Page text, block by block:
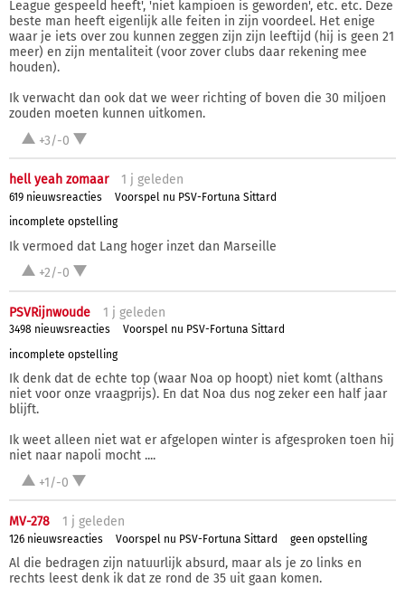
League gespeeld heeft', 'niet kampioen is geworden', etc. etc. Deze
beste man heeft eigenlijk alle feiten in zijn voordeel. Het enige
waar je iets over zou kunnen zeggen zijn zijn leeftijd (hij is geen 21
meer) en zijn mentaliteit (voor zover clubs daar rekening mee
houden).
Ik verwacht dan ook dat we weer richting of boven die 30 miljoen
zouden moeten kunnen uitkomen.
+3/-0
hell yeah zomaar 1 j geleden
619 nieuwsreacties
Voorspel nu PSV-Fortuna Sittard
incomplete opstelling
Ik vermoed dat Lang hoger inzet dan Marseille
+2/-0
PSVRijnwoude 1 j geleden
3498 nieuwsreacties
Voorspel nu PSV-Fortuna Sittard
incomplete opstelling
Ik denk dat de echte top (waar Noa op hoopt) niet komt (althans
niet voor onze vraagprijs). En dat Noa dus nog zeker een half jaar
blijft.
Ik weet alleen niet wat er afgelopen winter is afgesproken toen hij
niet naar napoli mocht ....
+1/-0
MV-278 1 j geleden
126 nieuwsreacties Voorspel nu PSV-Fortuna Sittard geen opstelling
Al die bedragen zijn natuurlijk absurd, maar als je zo links en
rechts leest denk ik dat ze rond de 35 uit gaan komen.